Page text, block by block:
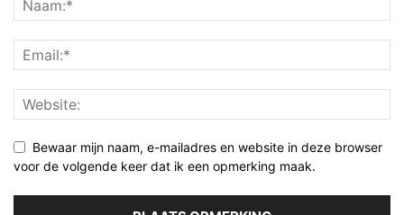
Bewaar mijn naam, e-mailadres en website in deze browser
voor de volgende keer dat ik een opmerking maak.